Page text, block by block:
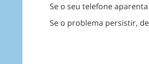
Se o seu telefone
Se o problema persistir,